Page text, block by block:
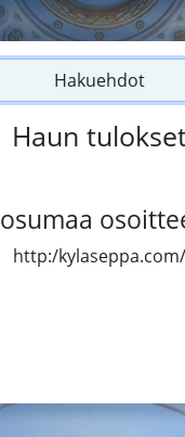
Hakuehdot
Haun
osumaa
http:/kylaseppa.com/